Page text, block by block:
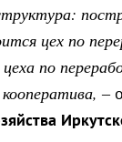
цех по
по
–